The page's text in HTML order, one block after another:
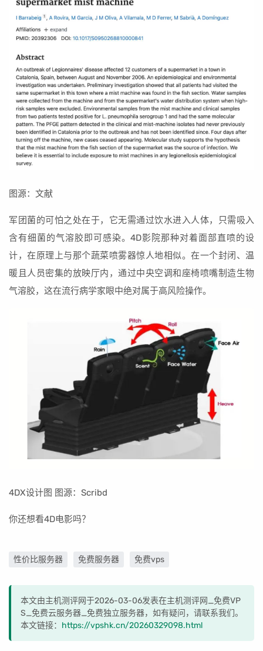
图源：文献
军团菌的可怕之处在于，它无需通过饮水进入人体，只需吸入
含有细菌的气溶胶即可感染。4D影院那种对着面部直喷的设
计，在原理上与那个蔬菜喷雾器惊人地相似。在一个封闭、温
暖且人员密集的放映厅内，通过中央空调和座椅喷嘴制造生物
气溶胶，这在流行病学家眼中绝对属于高风险操作。
4DX设计图 图源：Scribd
你还想看4D电影吗？
性价比服务器 免费服务器 免费vps
本文由主机测评网于2026-03-06发表在主机测评网_免费VP
S_免费云服务器_免费独立服务器，如有疑问，请联系我们。
本文链接： https://vpshk.cn/20260329098.html